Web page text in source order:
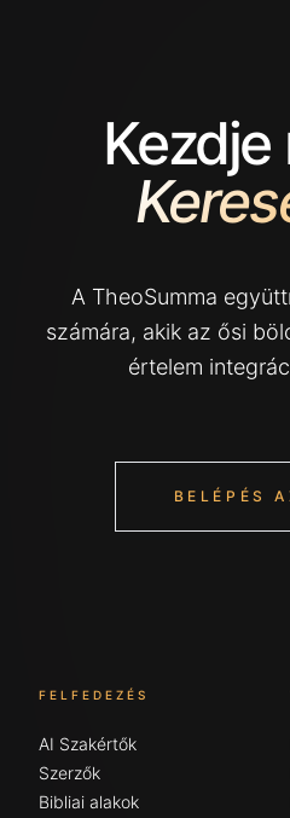
Kezdje
A TheoSumma
számára, akik az ősi
értelem
BELÉPÉS
FELFEDEZÉS
AI Szakértők
Szerzők
Bibliai alakok